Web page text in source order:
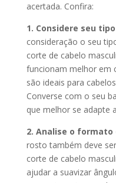
acertada. Confira:
1. Considere seu
consideração o seu
corte de cabelo
funcionam melhor em
são ideais para
Converse com o seu
que melhor se adapte
2. Analise o formato
rosto também deve
corte de cabelo
ajudar a suavizar